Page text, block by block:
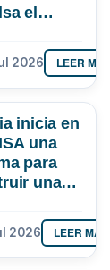
el
más de
MM en La
2026 LEER
inicia en
una
para
una
2026 LEER MÁS